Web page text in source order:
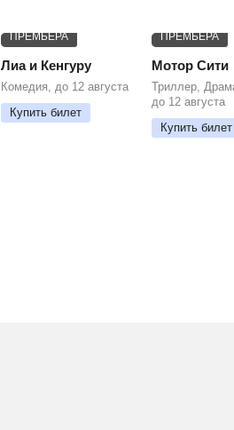
ПРЕМЬЕРА
Лиа и Кенгуру
Комедия, до 12 августа
Купить билет
ПРЕМЬЕРА
Мотор Сити
Триллер,
до 12 августа
Купить билет